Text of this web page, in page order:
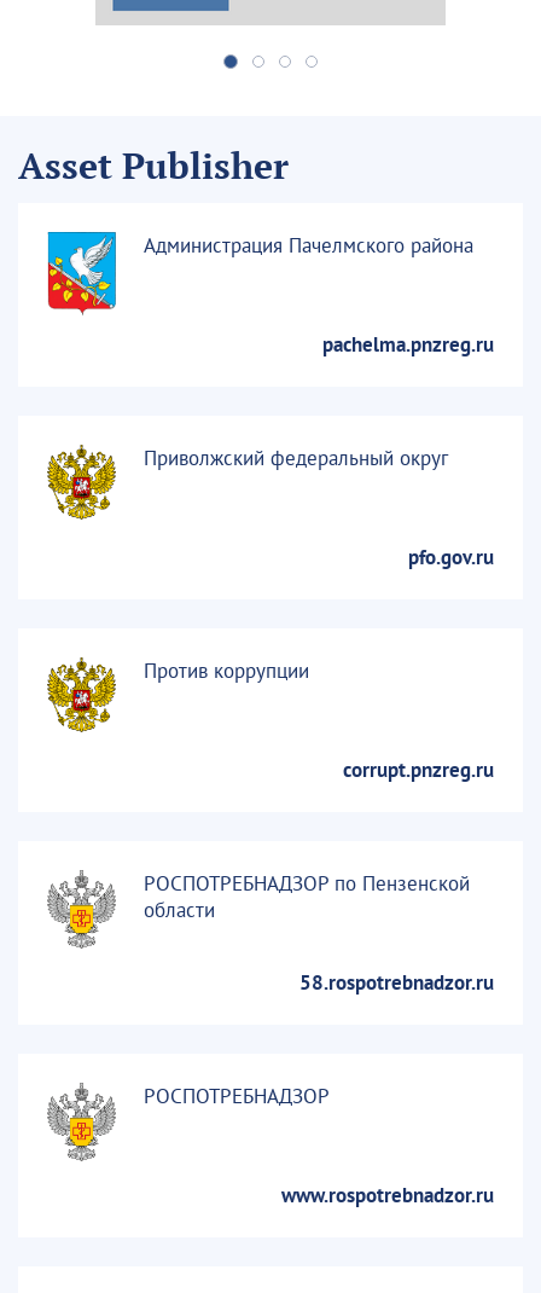
Asset Publisher
Администрация Пачелмского района
pachelma.pnzreg.ru
Приволжский федеральный округ
pfo.gov.ru
Против коррупции
corrupt.pnzreg.ru
РОСПОТРЕБНАДЗОР по Пензенской
области
58.rospotrebnadzor.ru
РОСПОТРЕБНАДЗОР
www.rospotrebnadzor.ru